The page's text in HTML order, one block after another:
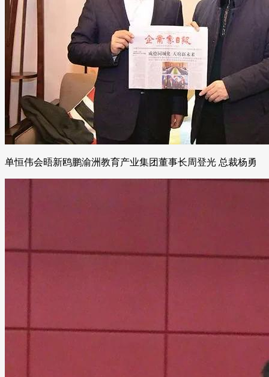
单恒伟会晤新鸥鹏渝洲教育产业集团董事长周登光 总裁杨勇